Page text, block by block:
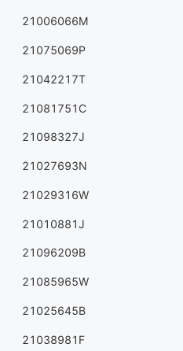
21006066M
21075069P
21042217T
21081751C
21098327J
21027693N
21029316W
21010881J
21096209B
21085965W
21025645B
21038981F